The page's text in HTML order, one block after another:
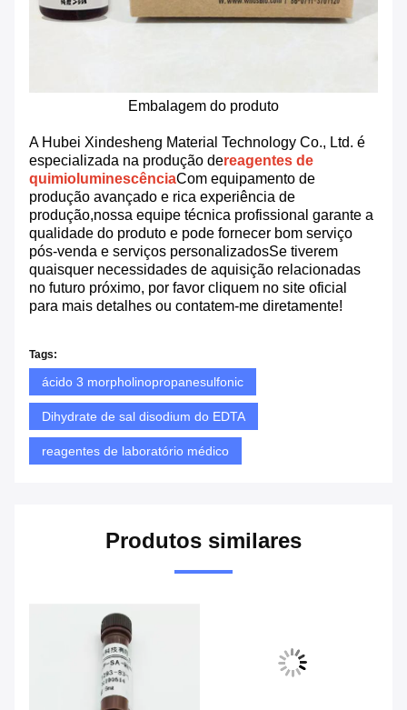
Embalagem do produto
A Hubei Xindesheng Material Technology Co., Ltd. é
especializada na produção dereagentes de
quimioluminescênciaCom equipamento de
produção avançado e rica experiência de
produção,nossa equipe técnica profissional garante a
qualidade do produto e pode fornecer bom serviço
pós-venda e serviços personalizadosSe tiverem
quaisquer necessidades de aquisição relacionadas
no futuro próximo, por favor cliquem no site oficial
para mais detalhes ou contatem-me diretamente!
Tags:
ácido 3 morpholinopropanesulfonic
Dihydrate de sal disodium do EDTA
reagentes de laboratório médico
Produtos similares